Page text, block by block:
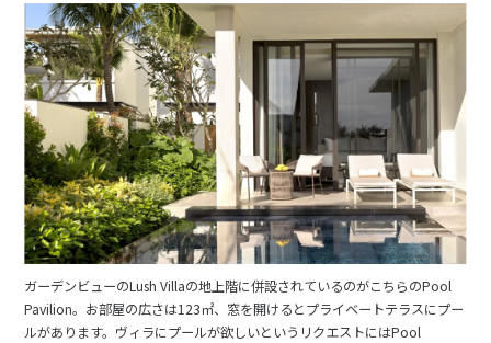
ガーデンビューのLush Villaの地上階に併設されているのがこちらのPool
Pavilion。お部屋の広さは123㎡、窓を開けるとプライベートテラスにプー
ルがあります。ヴィラにプールが欲しいというリクエストにはPool